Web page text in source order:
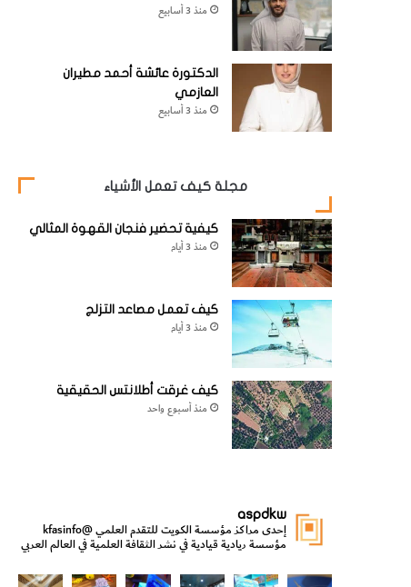
منذ 3 أسابيع
الدكتورة عائشة أحمد مطيران
العازمي
منذ 3 أسابيع
مجلة كيف تعمل الأشياء
كيفية تحضير فنجان القهوة المثالي
منذ 3 أيام
كيف تعمل مصاعد التزلج
منذ 3 أيام
كيف غرقت أطلانتس الحقيقية
منذ أسبوع واحد
aspdkw
إحدى مراكز مؤسسة الكويت للتقدم العلمي@kfasinfo
مؤسسة ريادية قيادية في نشر الثقافة العلمية في العالم العربي
ووزير الدولة لشؤون الش
من الأعماق نكتشف ومن الكتب نتعلّم⁨ رجعنا! ما كنّا بعيد! مجهزين لكم كل جديد!⁩